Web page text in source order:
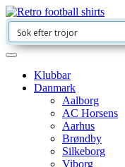
Klubbar
Danmark
Aalborg
AC Horsens
Aarhus
Brøndby
Silkeborg
Viborg